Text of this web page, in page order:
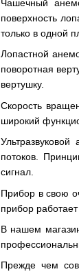
Чашечный
поверхность
только в одной
Лопастной
поворотная
вертушку.
Скорость
широкий
потоков.
сигнал.
Прибор в свою
прибор работает
В нашем
Прежде чем